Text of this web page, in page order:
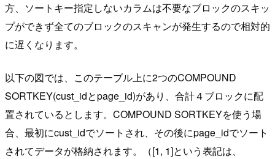
方、ソートキー指定しないカラムは不要なブロックのスキッ
プができず全てのブロックのスキャンが発生するので相対的
に遅くなります。
以下の図では、このテーブル上に2つのCOMPOUND
SORTKEY(cust_idとpage_id)があり、合計４ブロックに配
置されているとします。COMPOUND SORTKEYを使う場
合、最初にcust_idでソートされ、その後にpage_idでソート
されてデータが格納されます。（[1, 1]という表記は、